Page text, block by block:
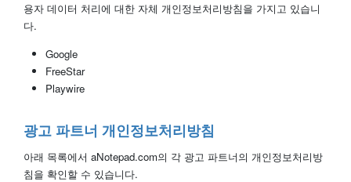
용자 데이터 처리에 대한 자체 개인정보처리방침을 가지고 있습니
다.
Google
FreeStar
Playwire
광고 파트너 개인정보처리방침
아래 목록에서 aNotepad.com의 각 광고 파트너의 개인정보처리방
침을 확인할 수 있습니다.